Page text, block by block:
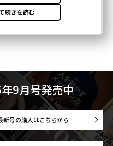
9月号発売中
新号の購入はこちらから